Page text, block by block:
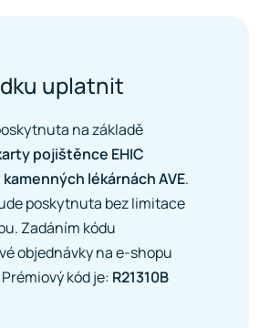
uplatnit
na základě
pojištěnce EHIC
lékárnách AVE.
poskytnuta bez limitace
Zadáním kódu
objednávky nae-shopu
Prémiový kód je: R21310B